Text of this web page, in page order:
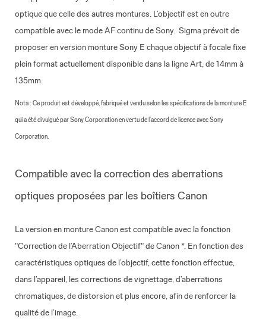
optique que celle des autres montures. L’objectif est en outre
compatible avec le mode AF continu de Sony. Sigma prévoit de
proposer en version monture Sony E chaque objectif à focale fixe
plein format actuellement disponible dans la ligne Art, de 14mm à
135mm.
Nota : Ce produit est développé, fabriqué et vendu selon les spécifications de la monture E
qui a été divulgué par Sony Corporation en vertu de l’accord de licence avec Sony
Corporation.
Compatible avec la correction des aberrations
optiques proposées par les boîtiers Canon
La version en monture Canon est compatible avec la fonction
"Correction de l’Aberration Objectif" de Canon *. En fonction des
caractéristiques optiques de l’objectif, cette fonction effectue,
dans l’appareil, les corrections de vignettage, d’aberrations
chromatiques, de distorsion et plus encore, afin de renforcer la
qualité de l’image.